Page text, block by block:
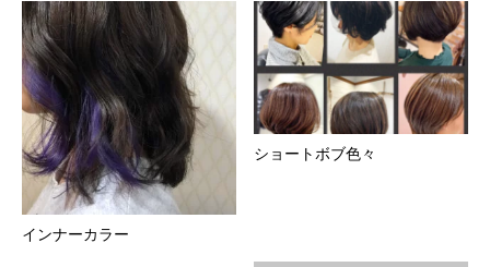
インナーカラー
ショートボブ色々